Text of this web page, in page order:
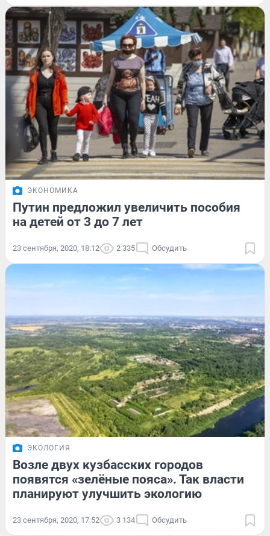
ЭКОНОМИКА
Путин предложил увеличить пособия
на детей от 3 до 7 лет
23 сентября, 2020, 18:12 2 335 Обсудить
ЭКОЛОГИЯ
Возле двух кузбасских городов
появятся «зелёные пояса». Так власти
планируют улучшить экологию
23 сентября, 2020, 17:52 3 134 Обсудить